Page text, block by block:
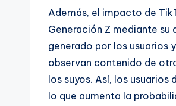
Además, el impacto de
Generación Z mediante
generado por los usuarios
observan contenido de
los suyos. Así, los
lo que aumenta la